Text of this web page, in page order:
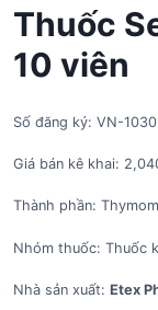
Thuốc
10 viên
Số đăng ký: VN-
Giá bán kê khai:
Thành phần:
Nhóm thuốc: Thuốc
Nhà sản xuất: Etex